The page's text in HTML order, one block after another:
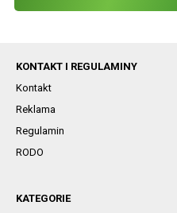
KONTAKT I REGULAMINY
Kontakt
Reklama
Regulamin
RODO
KATEGORIE